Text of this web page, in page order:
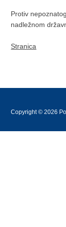
Protiv
nadležnom
Stranica
Copyright © 2026